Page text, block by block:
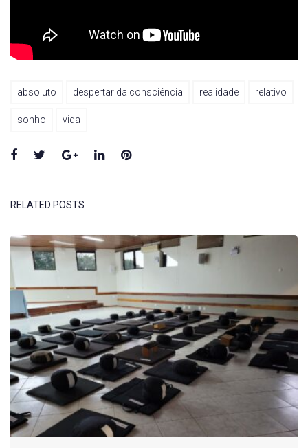
absoluto despertar da consciência realidade relativo
sonho vida
Facebook
TwitterGoogle+LinkedInPinterest
RELATED POSTS